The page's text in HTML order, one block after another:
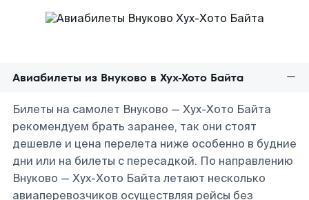
Авиабилеты из Внуково в Хух-Хото Байта
Билеты на самолет Внуково — Хух-Хото Байта
рекомендуем брать заранее, так они стоят
дешевле и цена перелета ниже особенно в будние
дни или на билеты с пересадкой. По направлению
Внуково — Хух-Хото Байта летают несколько
авиаперевозчиков осуществляя рейсы без